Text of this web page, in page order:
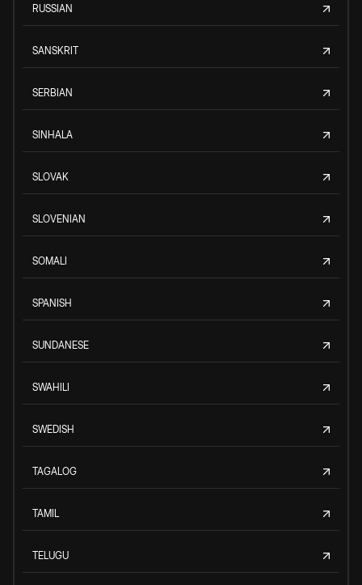
RUSSIAN
SANSKRIT
SERBIAN
SINHALA
SLOVAK
SLOVENIAN
SOMALI
SPANISH
SUNDANESE
SWAHILI
SWEDISH
TAGALOG
TAMIL
TELUGU